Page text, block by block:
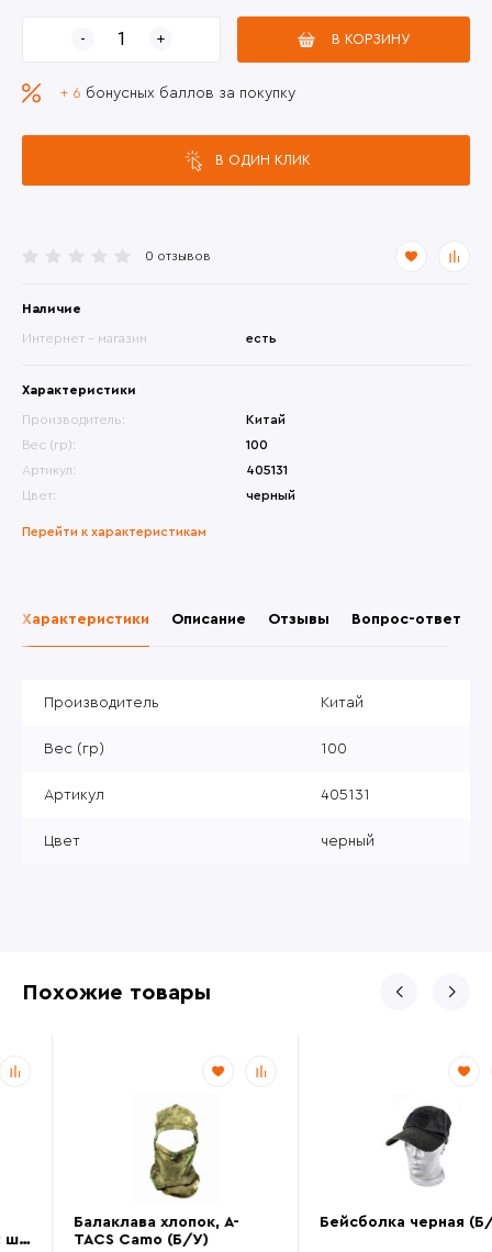
0 отзывов
Наличие
Интернет - магазин есть
Характеристики
Производитель:
Китай
Вес (гр):
100
Артикул:
405131
Цвет:
черный
Перейти к характеристикам
В КОРЗИНУ
+ 6 бонусных баллов за покупку
В ОДИН КЛИК
Характеристики Описание Отзывы Вопрос-ответ
Производитель Китай
Вес (гр) 100
Артикул 405131
Цвет черный
Похожие товары
Балаклава хлопок, A-
TACS Camo (Б/У)
Бейсболка черная (Б/У)